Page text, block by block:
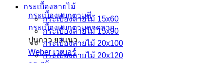
กระเบื้องแยกตามสี
กระเบื้องแยกตามลวดลาย
ปูนกาว ยาแนว
Weber เวเบอร์
กระเบื้องลายไม้
กระเบื้องลายไม้ 15x60
กระเบื้องลายไม้ 15x90
กระเบื้องลายไม้ 20x100
กระเบื้องลายไม้ 20x120